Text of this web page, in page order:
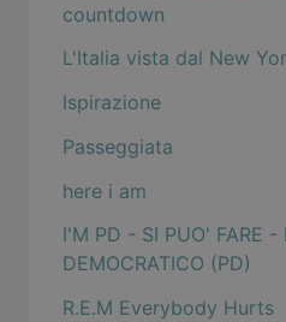
countdown
L'Italia vista dal New
Ispirazione
Passeggiata
here i am
I'M PD - SI PUO' FARE -
DEMOCRATICO (PD)
R.E.M Everybody Hurts